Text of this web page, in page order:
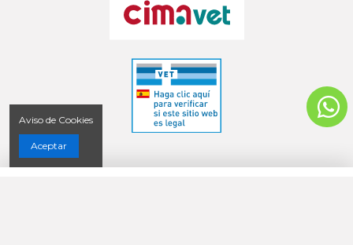
Aviso de Cookies
Aceptar